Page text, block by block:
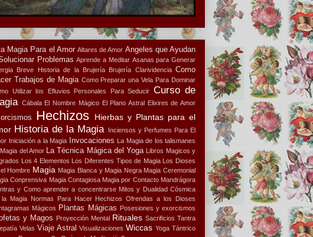
Magia Para el Amor Altares de Amor Angeles que Ayudan
Problemas Aprende a Meditar Asanas para Generar
Breve Historia de la Brujería Brujería Clarividencia Como
Trabajos de Magia Como Preparar una Vela Para Dominar
Utilizar los Efluvios Personales Para Seducir Curso de
Cábala El Nombre Mágico El Plano Astral Elixires de Amor
Hechizos
Hierbas y Plantas para el
Historia de la Magia
Inciensos y Perfumes Para El
Iniciación a la Magia Invocaciones La Magia de los talismanes
del Amor La Técnica Mágica del Yoga Libros Magicos y
Los 4 Elementos Los Diferentes Tipos de Magia Los Dioses
Hombre Magia Magia Blanca y Magia Negra Magia Ceremonial
Conprensiva Magia Contagiosa Magia por Contacto Mandrágora
y Como aprender a concentrarse Mitos y Dualidad Cósmica
Magia Normas Para Hacer Hechizos
Ofrendas a los Dioses
Mágicos Plantas Mágicas Posesiones y exorcismos
y Magos Proyección Mental Rituales Sacrificios Tantra
Velas Viaje Astral Visualizaciones Wiccas Yoga Tántrico